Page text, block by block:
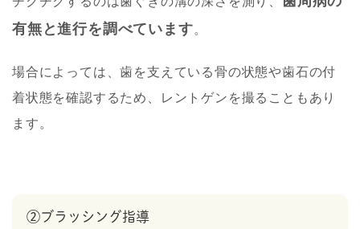
有無と進行を調べています。
場合によっては、歯を支えている骨の状態や歯石の付
着状態を確認するため、レントゲンを撮ることもあり
ます。
②ブラッシング指導